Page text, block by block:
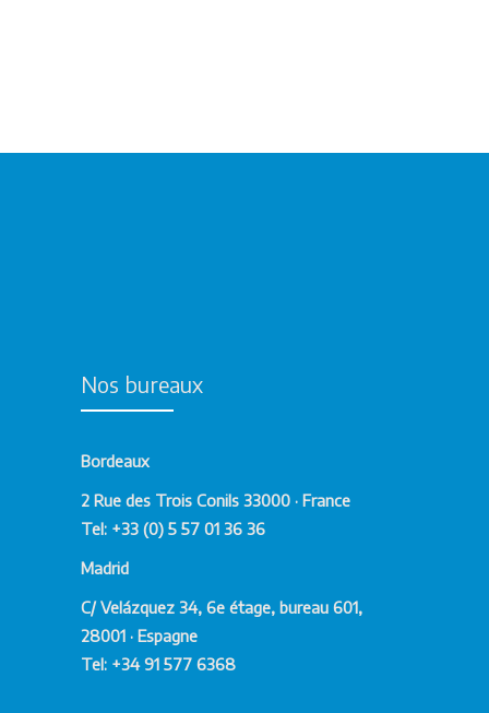
Nos bureaux
Bordeaux
2 Rue des Trois Conils 33000 · France
Tel: +33 (0) 5 57 01 36 36
Madrid
C/ Velázquez 34, 6e étage, bureau 601,
28001 · Espagne
Tel: +34 91 577 6368